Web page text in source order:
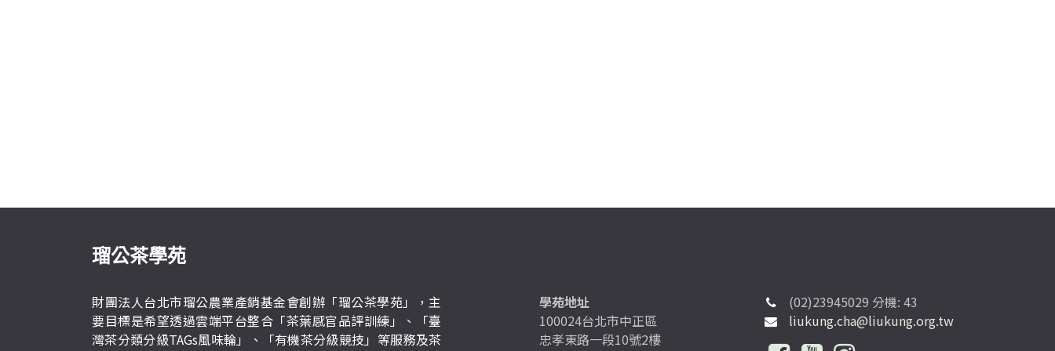
瑠公茶學苑
財團法人台北市瑠公農業產銷基金會創辦「瑠公茶學苑」，主
要目標是希望透過雲端平台整合「茶葉感官品評訓練」、「臺
灣茶分類分級TAGs風味輪」、「有機茶分級競技」等服務及茶
學苑地址
100024台北市中正區
忠孝東路一段10號2樓
(02)23945029 分機: 43
liukung.cha@liukung.org.tw